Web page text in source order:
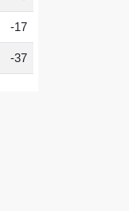
-17
-37